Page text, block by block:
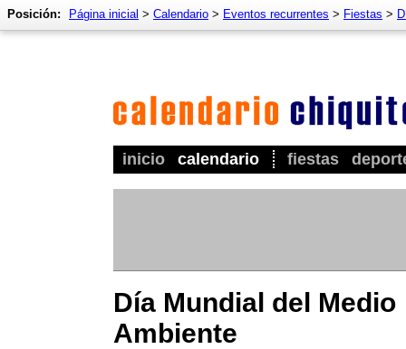
inicio calendario fiestas
Posición: Página inicial > Calendario > Eventos recurrentes > Fiestas >
Día Mundial del Medio
Ambiente